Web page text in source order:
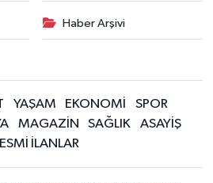
Haber Arşivi
YAŞAM EKONOMİ
SPOR
MAGAZİN SAĞLIK
ASAYİŞ
İLANLAR